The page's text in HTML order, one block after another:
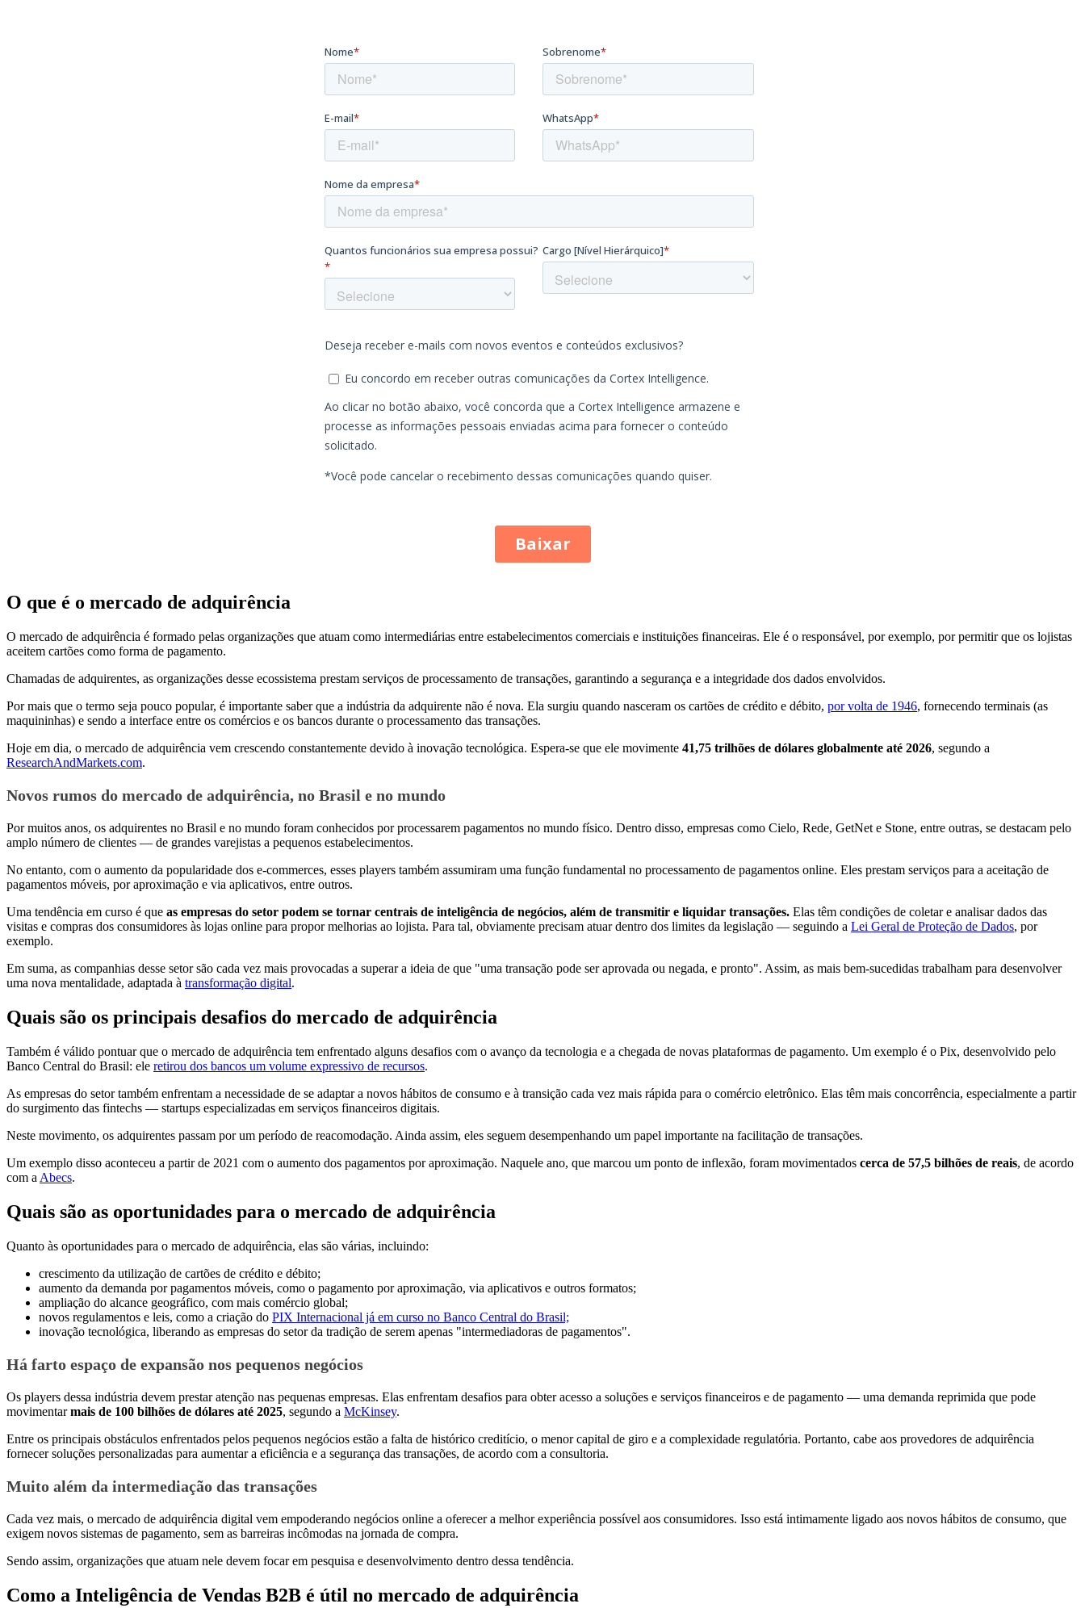
O que é o mercado de adquirência
O mercado de adquirência é formado pelas organizações que atuam como intermediárias entre estabelecimentos comerciais e instituições financeiras. Ele é o responsável, por exemplo, por permitir que os lojistas
aceitem cartões como forma de pagamento.
Chamadas de adquirentes, as organizações desse ecossistema prestam serviços de processamento de transações, garantindo a segurança e a integridade dos dados envolvidos.
Por mais que o termo seja pouco popular, é importante saber que a indústria da adquirente não é nova. Ela surgiu quando nasceram os cartões de crédito e débito, por volta de 1946, fornecendo terminais (as
maquininhas) e sendo a interface entre os comércios e os bancos durante o processamento das transações.
Hoje em dia, o mercado de adquirência vem crescendo constantemente devido à inovação tecnológica. Espera-se que ele movimente 41,75 trilhões de dólares globalmente até 2026, segundo a
ResearchAndMarkets.com.
Novos rumos do mercado de adquirência, no Brasil e no mundo
Por muitos anos, os adquirentes no Brasil e no mundo foram conhecidos por processarem pagamentos no mundo físico. Dentro disso, empresas como Cielo, Rede, GetNet e Stone, entre outras, se destacam pelo
amplo número de clientes — de grandes varejistas a pequenos estabelecimentos.
No entanto, com o aumento da popularidade dos e-commerces, esses players também assumiram uma função fundamental no processamento de pagamentos online. Eles prestam serviços para a aceitação de
pagamentos móveis, por aproximação e via aplicativos, entre outros.
Uma tendência em curso é que as empresas do setor podem se tornar centrais de inteligência de negócios, além de transmitir e liquidar transações. Elas têm condições de coletar e analisar dados das
visitas e compras dos consumidores às lojas online para propor melhorias ao lojista. Para tal, obviamente precisam atuar dentro dos limites da legislação — seguindo a Lei Geral de Proteção de Dados, por
exemplo.
Em suma, as companhias desse setor são cada vez mais provocadas a superar a ideia de que "uma transação pode ser aprovada ou negada, e pronto". Assim, as mais bem-sucedidas trabalham para desenvolver
uma nova mentalidade, adaptada à transformação digital.
Quais são os principais desafios do mercado de adquirência
Também é válido pontuar que o mercado de adquirência tem enfrentado alguns desafios com o avanço da tecnologia e a chegada de novas plataformas de pagamento. Um exemplo é o Pix, desenvolvido pelo
Banco Central do Brasil: ele retirou dos bancos um volume expressivo de recursos.
As empresas do setor também enfrentam a necessidade de se adaptar a novos hábitos de consumo e à transição cada vez mais rápida para o comércio eletrônico. Elas têm mais concorrência, especialmente a partir
do surgimento das fintechs — startups especializadas em serviços financeiros digitais.
Neste movimento, os adquirentes passam por um período de reacomodação. Ainda assim, eles seguem desempenhando um papel importante na facilitação de transações.
Um exemplo disso aconteceu a partir de 2021 com o aumento dos pagamentos por aproximação. Naquele ano, que marcou um ponto de inflexão, foram movimentados cerca de 57,5 bilhões de reais, de acordo
com a Abecs.
Quais são as oportunidades para o mercado de adquirência
Quanto às oportunidades para o mercado de adquirência, elas são várias, incluindo:
crescimento da utilização de cartões de crédito e débito;
aumento da demanda por pagamentos móveis, como o pagamento por aproximação, via aplicativos e outros formatos;
ampliação do alcance geográfico, com mais comércio global;
novos regulamentos e leis, como a criação do PIX Internacional já em curso no Banco Central do Brasil;
inovação tecnológica, liberando as empresas do setor da tradição de serem apenas "intermediadoras de pagamentos".
Há farto espaço de expansão nos pequenos negócios
Os players dessa indústria devem prestar atenção nas pequenas empresas. Elas enfrentam desafios para obter acesso a soluções e serviços financeiros e de pagamento — uma demanda reprimida que pode
movimentarmais de 100 bilhões de dólares até 2025, segundo a McKinsey.
Entre os principais obstáculos enfrentados pelos pequenos negócios estão a falta de histórico creditício, o menor capital de giro e a complexidade regulatória. Portanto, cabe aos provedores de adquirência
fornecer soluções personalizadas para aumentar a eficiência e a segurança das transações, de acordo com a consultoria.
Muito além da intermediação das transações
Cada vez mais, o mercado de adquirência digital vem empoderando negócios online a oferecer a melhor experiência possível aos consumidores. Isso está intimamente ligado aos novos hábitos de consumo, que
exigem novos sistemas de pagamento, sem as barreiras incômodas na jornada de compra.
Sendo assim, organizações que atuam nele devem focar em pesquisa e desenvolvimento dentro dessa tendência.
Como a Inteligência de Vendas B2B é útil no mercado de adquirência